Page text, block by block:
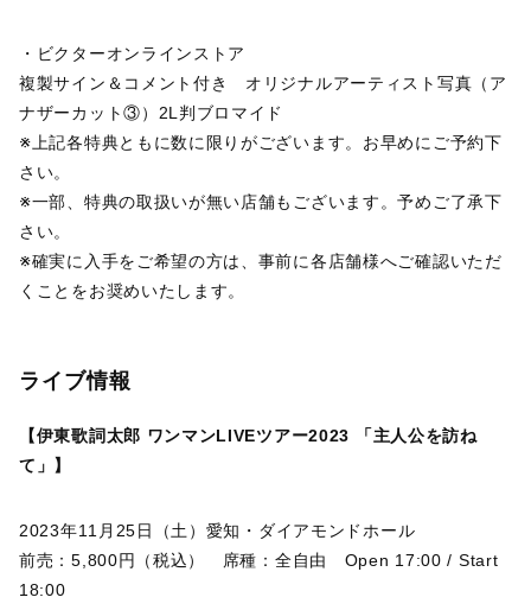
・ビクターオンラインストア
複製サイン＆コメント付き オリジナルアーティスト写真（ア
ナザーカット③）2L判ブロマイド
※上記各特典ともに数に限りがございます。お早めにご予約下
さい。
※一部、特典の取扱いが無い店舗もございます。予めご了承下
さい。
※確実に入手をご希望の方は、事前に各店舗様へご確認いただ
くことをお奨めいたします。
ライブ情報
【伊東歌詞太郎 ワンマンLIVEツアー2023 「主人公を訪ね
て」】
2023年11月25日（土）愛知・ダイアモンドホール
前売：5,800円（税込） 席種：全自由 Open 17:00 / Start
18:00